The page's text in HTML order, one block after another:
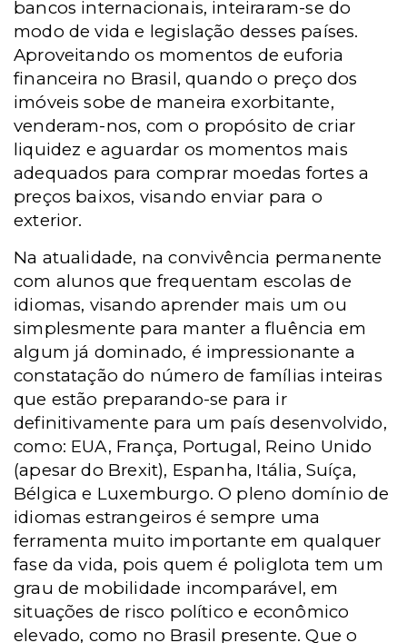
bancos internacionais, inteiraram-se do
modo de vida e legislação desses países.
Aproveitando os momentos de euforia
financeira no Brasil, quando o preço dos
imóveis sobe de maneira exorbitante,
venderam-nos, com o propósito de criar
liquidez e aguardar os momentos mais
adequados para comprar moedas fortes a
preços baixos, visando enviar para o
exterior.
Na atualidade, na convivência permanente
com alunos que frequentam escolas de
idiomas, visando aprender mais um ou
simplesmente para manter a fluência em
algum já dominado, é impressionante a
constatação do número de famílias inteiras
que estão preparando-se para ir
definitivamente para um país desenvolvido,
como: EUA, França, Portugal, Reino Unido
(apesar do Brexit), Espanha, Itália, Suíça,
Bélgica e Luxemburgo. O pleno domínio de
idiomas estrangeiros é sempre uma
ferramenta muito importante em qualquer
fase da vida, pois quem é poliglota tem um
grau de mobilidade incomparável, em
situações de risco político e econômico
elevado, como no Brasil presente. Que o